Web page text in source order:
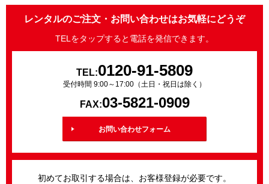
レンタルのご注文・お問い合わせはお気軽にどうぞ
TELをタップすると電話を発信できます。
TEL:0120-91-5809
受付時間 9:00～17:00（土日・祝日は除く）
FAX:03-5821-0909
お問い合わせフォーム
初めてお取引する場合は、お客様登録が必要です。